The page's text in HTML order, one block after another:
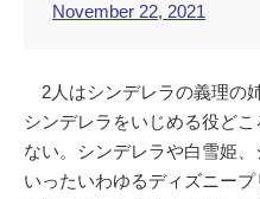
November 22, 2021
2人はシンデレラの義理の
シンデレラをいじめる役ど
ない。シンデレラや白雪姫
いったいわゆるディズニー